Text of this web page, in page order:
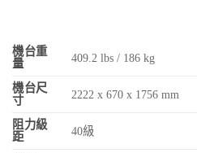
機台重
量
409.2 lbs / 186 kg
機台尺
寸
2222 x 670 x 1756 mm
阻力級
距
40級